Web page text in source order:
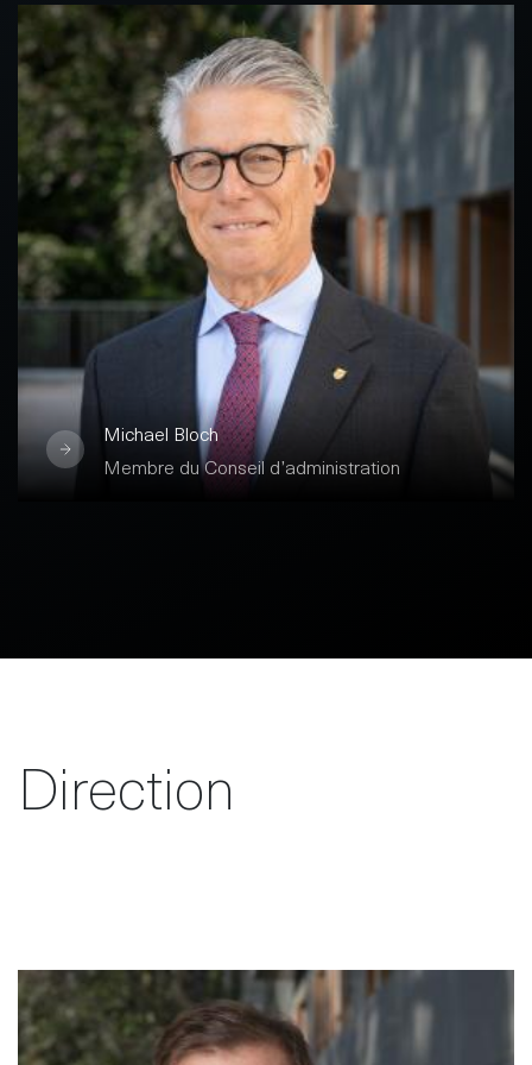
Michael Bloch
Membre du Conseil d’administration
Banquier de formation, il était le Directeur de
la Centrale des lettres de gage des banques
cantonales suisses pendant 14 ans. Il est
membre de plusieurs conseils
d’administration.
Michael Bloch
Membre du Conseil d’administration
Direction